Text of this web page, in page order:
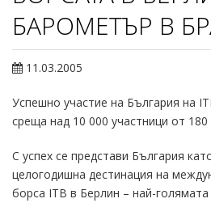
БАРОМЕТЪР В
11.03.2005
Успешно участие на България на
среща над 10 000 участници от 180
С успех се представи България
целогодишна дестинация на
борса ITB в Берлин – най-